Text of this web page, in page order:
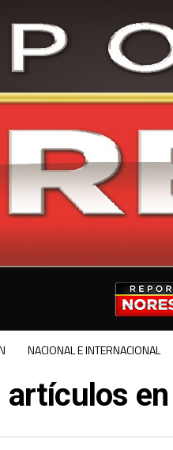
NACIONAL E INTERNACIONAL